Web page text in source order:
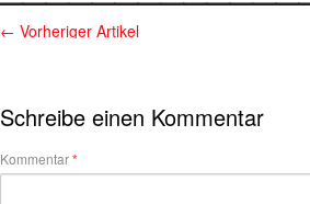
← Vorheriger Artikel
Schreibe einen Kommentar
Kommentar*